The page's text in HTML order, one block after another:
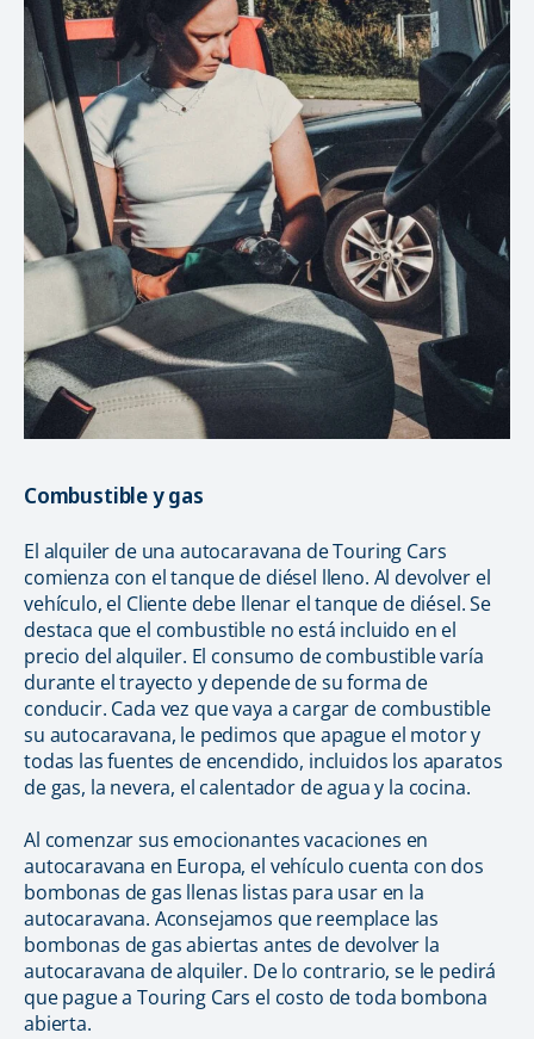
Combustible y gas
El alquiler de una autocaravana de Touring Cars
comienza con el tanque de diésel lleno. Al devolver el
vehículo, el Cliente debe llenar el tanque de diésel. Se
destaca que el combustible no está incluido en el
precio del alquiler. El consumo de combustible varía
durante el trayecto y depende de su forma de
conducir. Cada vez que vaya a cargar de combustible
su autocaravana, le pedimos que apague el motor y
todas las fuentes de encendido, incluidos los aparatos
de gas, la nevera, el calentador de agua y la cocina.
Al comenzar sus emocionantes vacaciones en
autocaravana en Europa, el vehículo cuenta con dos
bombonas de gas llenas listas para usar en la
autocaravana. Aconsejamos que reemplace las
bombonas de gas abiertas antes de devolver la
autocaravana de alquiler. De lo contrario, se le pedirá
que pague a Touring Cars el costo de toda bombona
abierta.